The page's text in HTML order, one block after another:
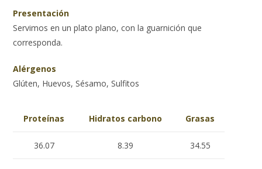
Presentación
Servimos en un plato plano, con la guarnición que
corresponda.
Alérgenos
Glúten, Huevos, Sésamo, Sulfitos
Proteínas Hidratos carbono Grasas
36.07 8.39 34.55